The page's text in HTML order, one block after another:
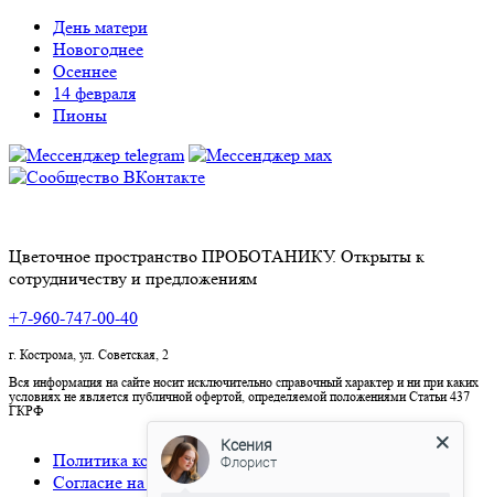
День матери
Новогоднее
Осеннее
14 февраля
Пионы
Цветочное пространство ПРОБОТАНИКУ. Открыты к
сотрудничеству и предложениям
+7-960-747-00-40
г. Кострома, ул. Советская, 2
Вся информация на сайте носит исключительно справочный характер и ни при каких
условиях не является публичной офертой, определяемой положениями Статьи 437
ГКРФ
Политика конфиденциальности
Согласие на обработку персональных данных
Ксения
Флорист